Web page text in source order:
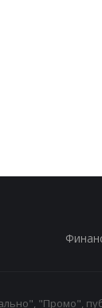
"Промо",